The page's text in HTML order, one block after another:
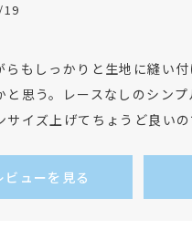
らもしっかりと生地に縫い
と思う。レースなしのシン
サイズ上げてちょうど良いの
ビューを見る